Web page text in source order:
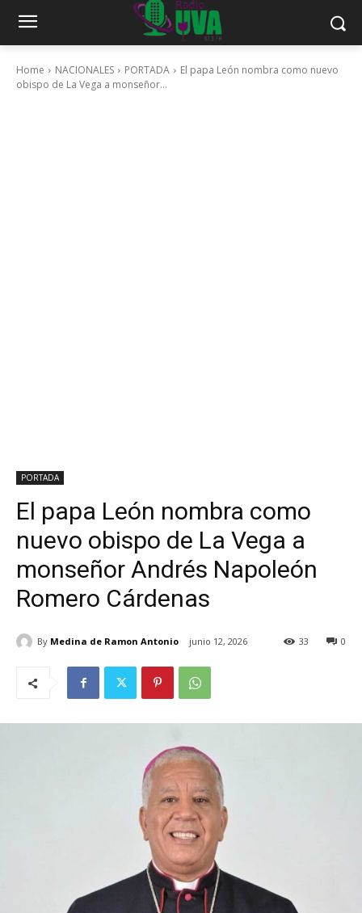
Home NACIONALES PORTADA
El papa León nombra como nuevo
obispo de La Vega a monseñor...
PORTADA
El papa León nombra como
nuevo obispo de La Vega a
monseñor Andrés Napoleón
Romero Cárdenas
By Medina de Ramon Antonio junio 12, 2026 0
33